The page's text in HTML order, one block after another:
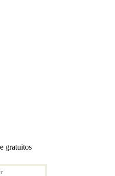
gratuitos